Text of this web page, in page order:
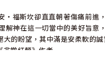
福斯坎卻直直朝著傷痛前進
解神在這一切當中的美好旨
的盼望，其中滿是安柔軟的誠
常紅顏》作者